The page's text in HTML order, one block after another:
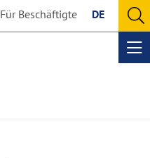
Für Beschäftigte DE